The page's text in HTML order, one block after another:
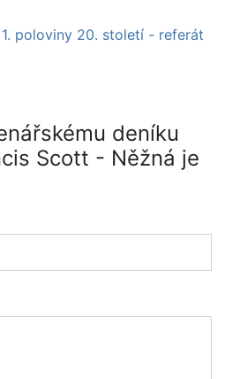
poloviny 20. století - referát
deníku
Scott - Něžná je